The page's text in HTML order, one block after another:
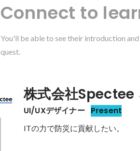
Connect to
You'll be able to see their introduction
quest.
株式会社Spectee
UI/UXデザイナー Present
ITの力で防災に貢献したい。